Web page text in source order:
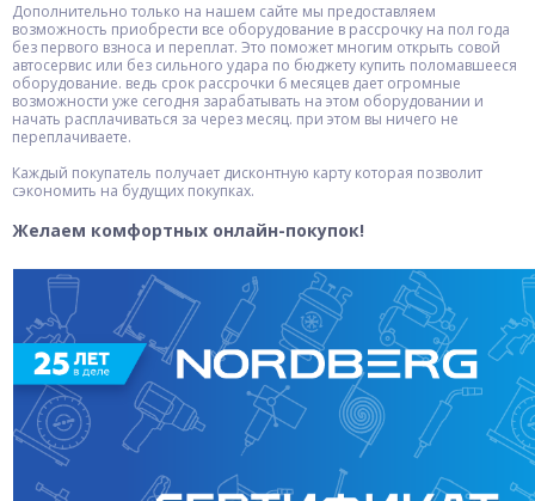
Дополнительно только на нашем сайте мы предоставляем
возможность приобрести все оборудование в рассрочку на пол года
без первого взноса и переплат. Это поможет многим открыть совой
автосервис или без сильного удара по бюджету купить поломавшееся
оборудование. ведь срок рассрочки 6 месяцев дает огромные
возможности уже сегодня зарабатывать на этом оборудовании и
начать расплачиваться за через месяц. при этом вы ничего не
переплачиваете.
Каждый покупатель получает дисконтную карту которая позволит
сэкономить на будущих покупках.
Желаем комфортных онлайн-покупок!